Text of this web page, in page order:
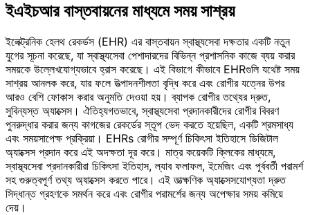
ইএইচআর বাস্তবায়নের মাধ্যমে সময় সাশ্রয়
ইলেক্ট্রনিক হেলথ রেকর্ডস (EHR) এর বাস্তবায়ন স্বাস্থ্যসেবা দক্ষতার একটি নতুন
যুগের সূচনা করেছে, যা স্বাস্থ্যসেবা পেশাদারদের বিভিন্ন প্রশাসনিক কাজে ব্যয় করার
সময়কে উল্লেখযোগ্যভাবে হ্রাস করেছে। এই বিভাগে কীভাবে EHRগুলি যথেষ্ট সময়
সাশ্রয় আনলক করে, যার ফলে উত্পাদনশীলতা বৃদ্ধি করে এবং রোগীর যত্নের উপর
আরও বেশি ফোকাস করার অনুমতি দেওয়া হয়। ব্যাপক রোগীর তথ্যের দ্রুত,
সুবিন্যস্ত অ্যাক্সেস। ঐতিহ্যগতভাবে, স্বাস্থ্যসেবা প্রদানকারীদের রোগীর বিবরণ
পুনরুদ্ধার করার জন্য কাগজের রেকর্ডের স্তূপ ভেদ করতে হয়েছিল, একটি শ্রমসাধ্য
এবং সময়সাপেক্ষ প্রক্রিয়া। EHRs রোগীর সম্পূর্ণ চিকিৎসা ইতিহাসে ডিজিটাল
অ্যাক্সেস প্রদান করে এই অদক্ষতা দূর করে। মাত্র কয়েকটি ক্লিকের মাধ্যমে,
স্বাস্থ্যসেবা প্রদানকারীরা চিকিৎসা ইতিহাস, ল্যাব ফলাফল, ইমেজিং এবং পূর্ববর্তী পরামর্শ
সহ গুরুত্বপূর্ণ তথ্য অ্যাক্সেস করতে পারে। এই তাত্ক্ষণিক অ্যাক্সেসযোগ্যতা দ্রুত
সিদ্ধান্ত গ্রহণকে সমর্থন করে এবং রোগীর পরামর্শের জন্য অপেক্ষার সময় কমিয়ে
দেয়।